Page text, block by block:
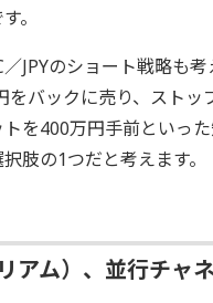
。
JPYのショート戦略も
をバックに売り、ストッ
を400万円手前といっ
肢の1つだと考えます。
アム）、並行チャ